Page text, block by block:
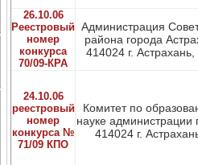
26.10.06
Реестровый
номер
конкурса
70/09-КРА
Администрация
района города
414024 г. Астрахань,
24.10.06
реестровый
номер
конкурса №
71/09 КПО
Комитет по
науке администрации
414024 г.